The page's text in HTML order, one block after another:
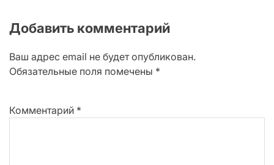
Добавить комментарий
Ваш адрес email не будет опубликован.
Обязательные поля помечены *
Комментарий *